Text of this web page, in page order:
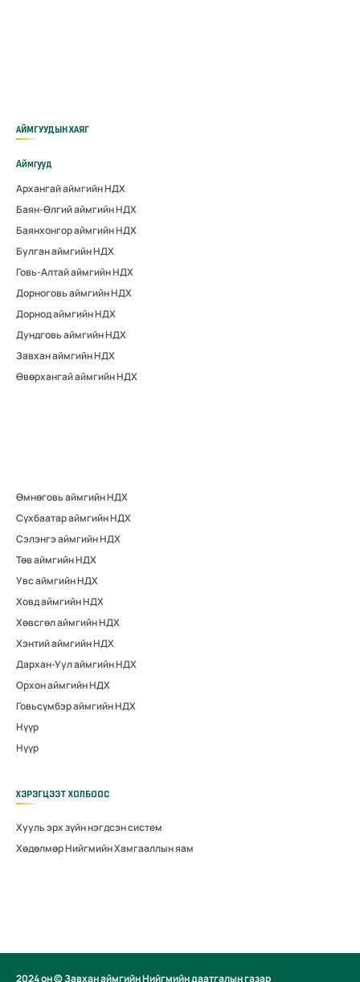
АЙМГУУДЫН ХАЯГ
Аймгууд
Архангай аймгийн НДХ
Баян-Өлгий аймгийн НДХ
Баянхонгор аймгийн НДХ
Булган аймгийн НДХ
Говь-Алтай аймгийн НДХ
Дорноговь аймгийн НДХ
Дорнод аймгийн НДХ
Дундговь аймгийн НДХ
Завхан аймгийн НДХ
Өвөрхангай аймгийн НДХ
Өмнөговь аймгийн НДХ
Сүхбаатар аймгийн НДХ
Сэлэнгэ аймгийн НДХ
Төв аймгийн НДХ
Увс аймгийн НДХ
Ховд аймгийн НДХ
Хөвсгөл аймгийн НДХ
Хэнтий аймгийн НДХ
Дархан-Уул аймгийн НДХ
Орхон аймгийн НДХ
Говьсүмбэр аймгийн НДХ
Нүүр
Нүүр
ХЭРЭГЦЭЭТ ХОЛБООС
Хууль эрх зүйн нэгдсэн систем
Хөдөлмөр Нийгмийн Хамгааллын яам
2024 он © Завхан аймгийн Нийгмийн даатгалын газар